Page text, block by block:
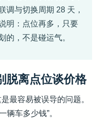
调与切换周期 28 天，
明：点位再多，只要
的，不是碰运气。
脱离点位谈价格
最容易被误导的问题。
辆车多少钱”。